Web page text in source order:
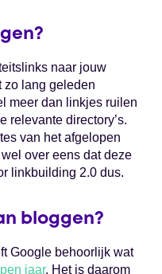
naar jouw
zo lang geleden
meer dan linkjes ruilen
relevante directory’s.
van het afgelopen
over eens dat deze
linkbuilding 2.0 dus.
bloggen?
Google behoorlijk wat
jaar. Het is daarom